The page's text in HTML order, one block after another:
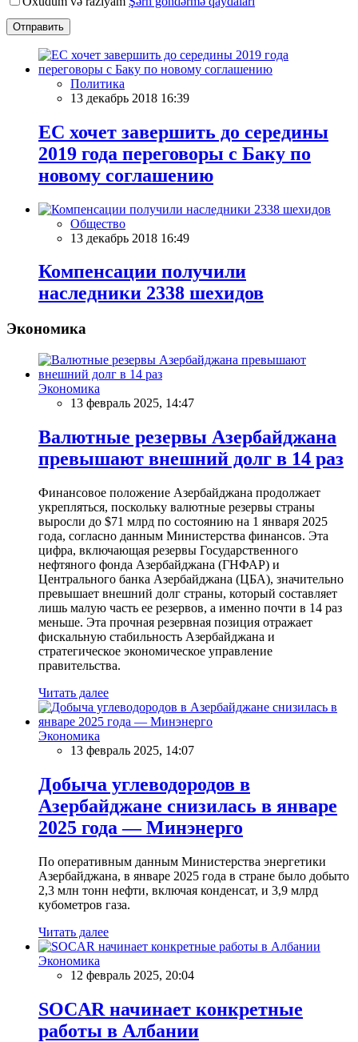
Отправить
Политика
13 декабрь 2018 16:39
ЕС хочет завершить до середины
2019 года переговоры с Баку по
новому соглашению
Общество
13 декабрь 2018 16:49
Компенсации получили
наследники 2338 шехидов
Экономика
Экономика
13 февраль 2025, 14:47
Валютные резервы Азербайджана
превышают внешний долг в 14 раз
Финансовое положение Азербайджана продолжает
укрепляться, поскольку валютные резервы страны
выросли до $71 млрд по состоянию на 1 января 2025
года, согласно данным Министерства финансов. Эта
цифра, включающая резервы Государственного
нефтяного фонда Азербайджана (ГНФАР) и
Центрального банка Азербайджана (ЦБА), значительно
превышает внешний долг страны, который составляет
лишь малую часть ее резервов, а именно почти в 14 раз
меньше. Эта прочная резервная позиция отражает
фискальную стабильность Азербайджана и
стратегическое экономическое управление
правительства.
Читать далее
Экономика
13 февраль 2025, 14:07
Добыча углеводородов в
Азербайджане снизилась в январе
2025 года — Минэнерго
По оперативным данным Министерства энергетики
Азербайджана, в январе 2025 года в стране было добыто
2,3 млн тонн нефти, включая конденсат, и 3,9 млрд
кубометров газа.
Читать далее
Экономика
12 февраль 2025, 20:04
SOCAR начинает конкретные
работы в Албании